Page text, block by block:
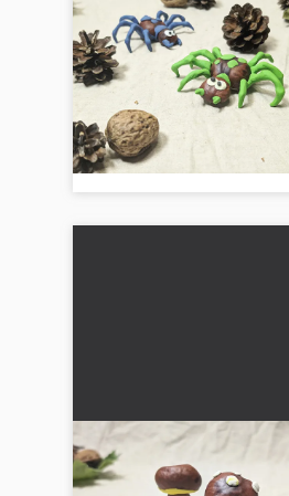
Kastanjespindel: Enkel
höstpyssel för småbarn
🕷️🌰 Gör en söt spindel av
kastanjer! En enkel
för småbarn som främjar
och är roligt....
Svampar av kastanjer -
enkel pyssel för barn